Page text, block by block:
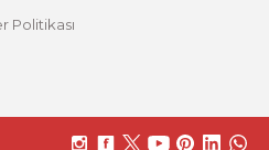
Politikası